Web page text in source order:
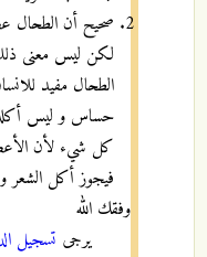
صحيح أن الطحال
لكن ليس معنى
الطحال مفيد
حساس و ليس
كل شيء لأن
فيجوز أكل
وفقك الله
يرجى تسجيل